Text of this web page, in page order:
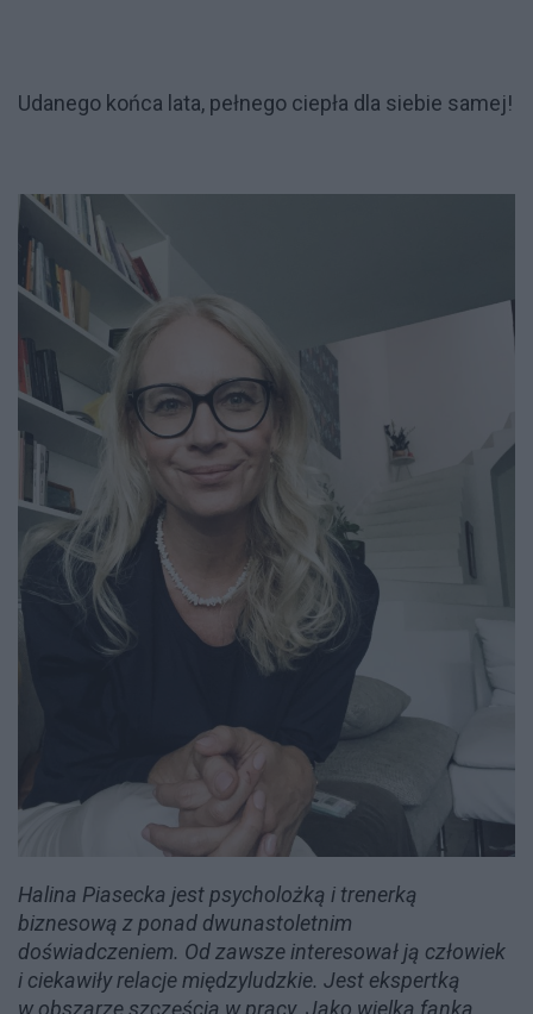
Udanego końca lata, pełnego ciepła dla siebie samej!
Halina Piasecka jest psycholożką i trenerką
biznesową z ponad dwunastoletnim
doświadczeniem. Od zawsze interesował ją człowiek
i ciekawiły relacje międzyludzkie. Jest ekspertką
w obszarze szczęścia w pracy. Jako wielka fanka